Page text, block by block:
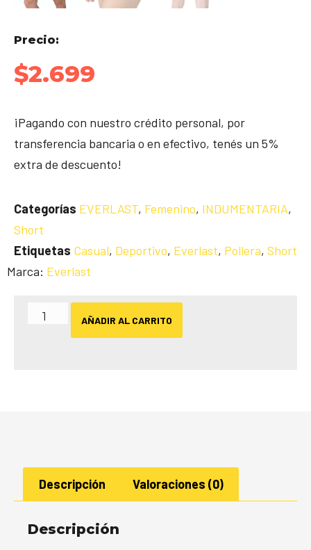
Precio:
$2.699
¡Pagando con nuestro crédito personal, por
transferencia bancaria o en efectivo, tenés un 5%
extra de descuento!
Categorías EVERLAST, Femenino, INDUMENTARIA,
Short
Etiquetas Casual, Deportivo, Everlast, Pollera, Short
Marca: Everlast
AÑADIR AL CARRITO
Descripción Valoraciones (0)
Descripción